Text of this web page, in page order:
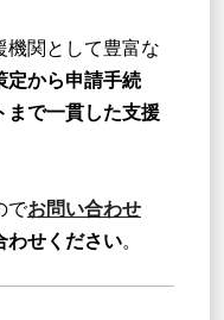
機関として豊富な
定から申請手続
まで一貫した支援
でお問い合わせ
わせください。